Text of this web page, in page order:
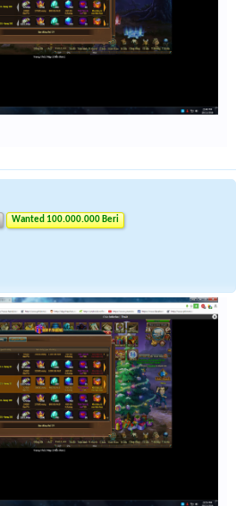
Wanted 100.000.000 Beri